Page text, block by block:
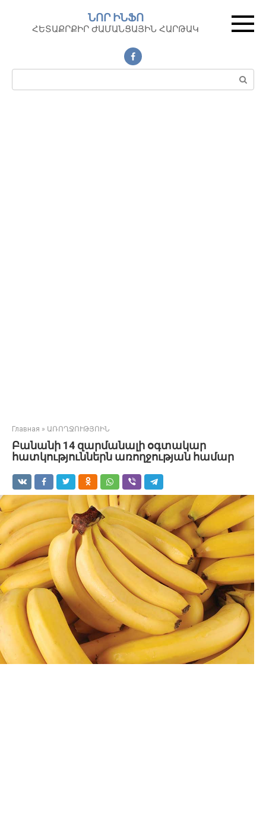
контенту
ՆՈՐ ԻՆՖՈ
ՀԵՏԱՔՐՔԻՐ ԺԱՄԱՆՑԱՅԻՆ ՀԱՐԹԱԿ
Поиск:
Главная » ԱՌՈՂՋՈՒԹՅՈԻՆ
Բանանի 14 զարմանալի օգտակար
հատկություններն առողջության համար